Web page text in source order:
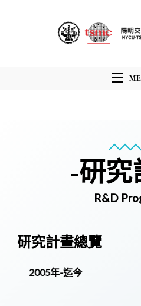
-研究
R&D
研究計畫總覽
2005年-迄今